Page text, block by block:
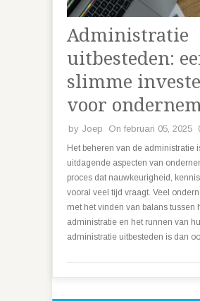
Administratie
uitbesteden:
slimme
voor
by Joep On februari 05, 2025
Het beheren van de administratie
uitdagende aspecten van
proces dat nauwkeurigheid,
vooral veel tijd vraagt. Veel
met het vinden van balans tussen
administratie en het runnen van
administratie uitbesteden is dan